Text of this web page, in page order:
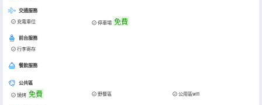
交通服務
充電車位 停車場 免費
前台服務
行李寄存
餐飲服務
公共區
燒烤 免費 野餐區 公用區wifi